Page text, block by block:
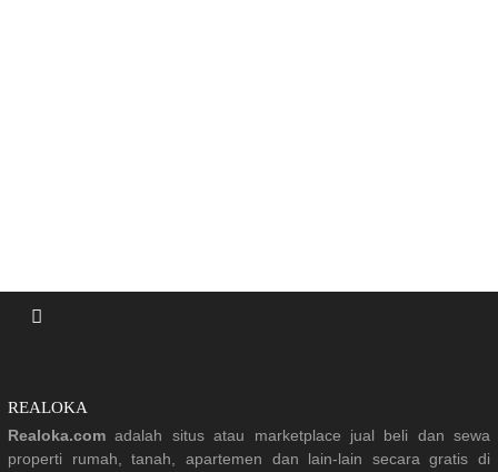
REALOKA
Realoka.com adalah situs atau marketplace jual beli dan sewa
properti rumah, tanah, apartemen dan lain-lain secara gratis di